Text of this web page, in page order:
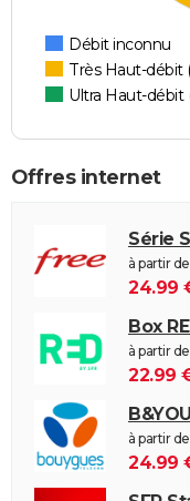
Débit inconnu
Très Haut-débit
Ultra Haut-débit
Offres internet
Série
à partir de
24.99
Box
à partir de
22.99
à partir de
24.99